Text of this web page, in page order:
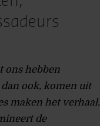
ons hebben
ook, komen uit
maken het verhaal.
de